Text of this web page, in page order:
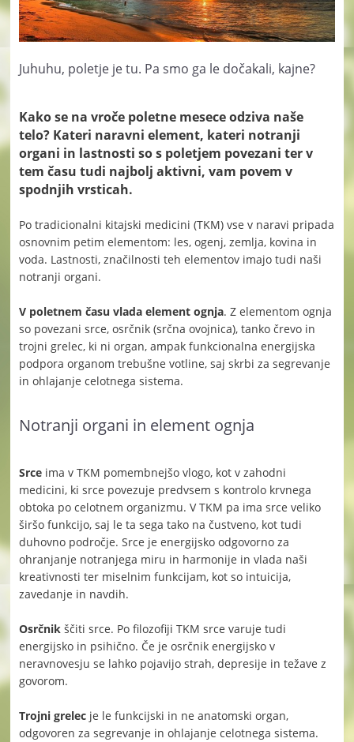
Juhuhu, poletje je tu. Pa smo ga le dočakali, kajne?
Kako se na vroče poletne mesece odziva naše
telo? Kateri naravni element, kateri notranji
organi in lastnosti so s poletjem povezani ter v
tem času tudi najbolj aktivni, vam povem v
spodnjih vrsticah.
Po tradicionalni kitajski medicini (TKM) vse v naravi pripada
osnovnim petim elementom: les, ogenj, zemlja, kovina in
voda. Lastnosti, značilnosti teh elementov imajo tudi naši
notranji organi.
V poletnem času vlada element ognja. Z elementom ognja
so povezani srce, osrčnik (srčna ovojnica), tanko črevo in
trojni grelec, ki ni organ, ampak funkcionalna energijska
podpora organom trebušne votline, saj skrbi za segrevanje
in ohlajanje celotnega sistema.
Notranji organi in element ognja
Srce ima v TKM pomembnejšo vlogo, kot v zahodni
medicini, ki srce povezuje predvsem s kontrolo krvnega
obtoka po celotnem organizmu. V TKM pa ima srce veliko
širšo funkcijo, saj le ta sega tako na čustveno, kot tudi
duhovno področje. Srce je energijsko odgovorno za
ohranjanje notranjega miru in harmonije in vlada naši
kreativnosti ter miselnim funkcijam, kot so intuicija,
zavedanje in navdih.
Osrčnik ščiti srce. Po filozofiji TKM srce varuje tudi
energijsko in psihično. Če je osrčnik energijsko v
neravnovesju se lahko pojavijo strah, depresije in težave z
govorom.
Trojni grelecje le funkcijski in ne anatomski organ,
odgovoren za segrevanje in ohlajanje celotnega sistema.